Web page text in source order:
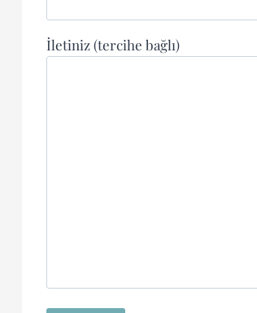
İletiniz (tercihe bağlı)